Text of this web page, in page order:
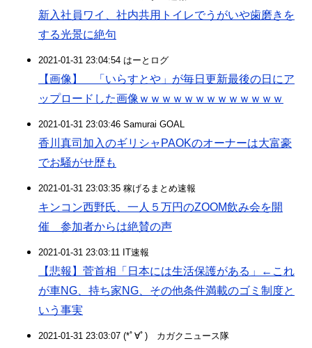
新入社員ワイ、社内共用トイレでうがいや歯磨きを
する光景に絶句
2021-01-31 23:04:54 はーとログ
【画像】 「いらすとや」が毎日更新最後の日にア
ップロードした画像ｗｗｗｗｗｗｗｗｗｗｗｗｗ
2021-01-31 23:03:46 Samurai GOAL
香川真司加入のギリシャPAOKのオーナーは大富豪
でお騒がせ歴も
2021-01-31 23:03:35 稼げるまとめ速報
キンコン西野氏、一人５万円のZOOM飲み会を開
催 参加者からは絶賛の声
2021-01-31 23:03:11 IT速報
【悲報】菅首相「日本には生活保護がある」←これ
が車NG、持ち家NG、その他条件満載のゴミ制度と
いう事実
2021-01-31 23:03:07 (*ﾟ∀ﾟ)ゞカガクニュース隊